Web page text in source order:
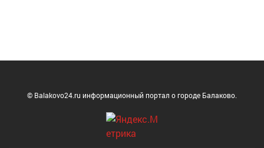
© Balakovo24.ru информационный портал о городе Балаково.